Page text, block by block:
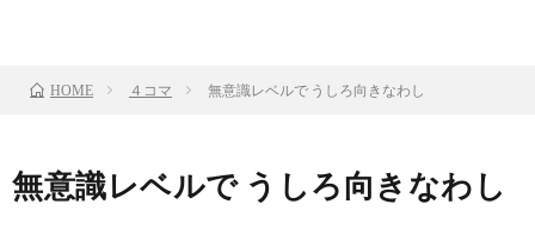
HOME ４コマ 無意識レベルで うしろ向きなわし
無意識レベルで うしろ向きなわし